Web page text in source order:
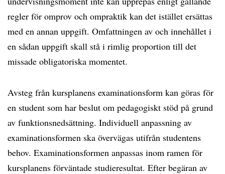
regler för omprov och ompraktik kan det istället ersättas
med en annan uppgift. Omfattningen av och innehållet i
en sådan uppgift skall stå i rimlig proportion till det
missade obligatoriska momentet.
Avsteg från kursplanens examinationsform kan göras för
en student som har beslut om pedagogiskt stöd på grund
av funktionsnedsättning. Individuell anpassning av
examinationsformen ska övervägas utifrån studentens
behov. Examinationsformen anpassas inom ramen för
kursplanens förväntade studieresultat. Efter begäran av